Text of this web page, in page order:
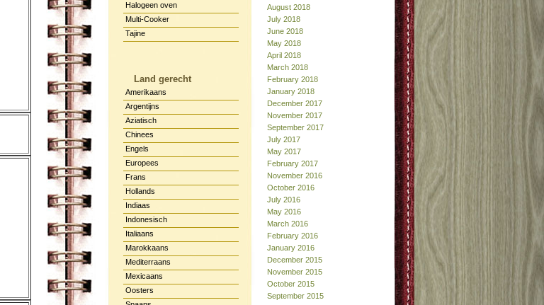
Halogeen oven
Multi-Cooker
Tajine
Land gerecht
Amerikaans
Argentijns
Aziatisch
Chinees
Engels
Europees
Frans
Hollands
Indiaas
Indonesisch
Italiaans
Marokkaans
Mediterraans
Mexicaans
Oosters
August 2018
July 2018
June 2018
May 2018
April 2018
March 2018
February 2018
January 2018
December 2017
November 2017
September 2017
July 2017
May 2017
February 2017
November 2016
October 2016
July 2016
May 2016
March 2016
February 2016
January 2016
December 2015
November 2015
October 2015
September 2015